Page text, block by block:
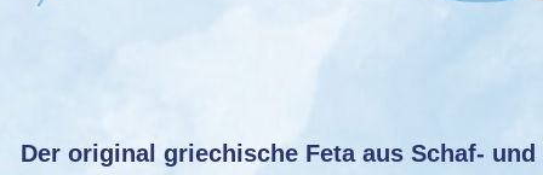
Der original griechische Feta aus Schaf- und